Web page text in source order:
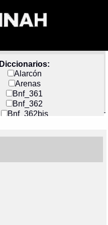
Diccionarios:
Alarcón
Arenas
Bnf_361
Bnf_362
Bnf_362bis
Docs_México